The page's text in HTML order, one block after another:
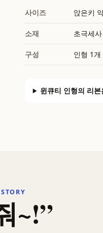
사이즈 앉은키
소재 초극세
구성 인형 1개
윈큐티 인형의 리
~!”